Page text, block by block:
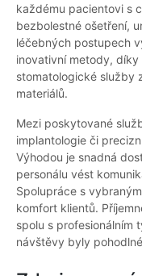
každému pacientovi s
bezbolestné ošetření,
léčebných postupech
inovativní metody,
stomatologické služby
materiálů.
Mezi poskytované
implantologie či
Výhodou je snadná
personálu vést
Spolupráce s
komfort klientů.
spolu s profesionálním
návštěvy byly